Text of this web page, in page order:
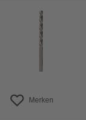
Merken